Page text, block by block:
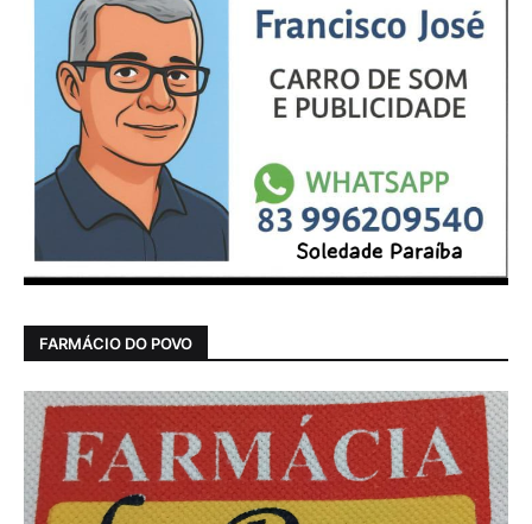
FARMÁCIO DO POVO